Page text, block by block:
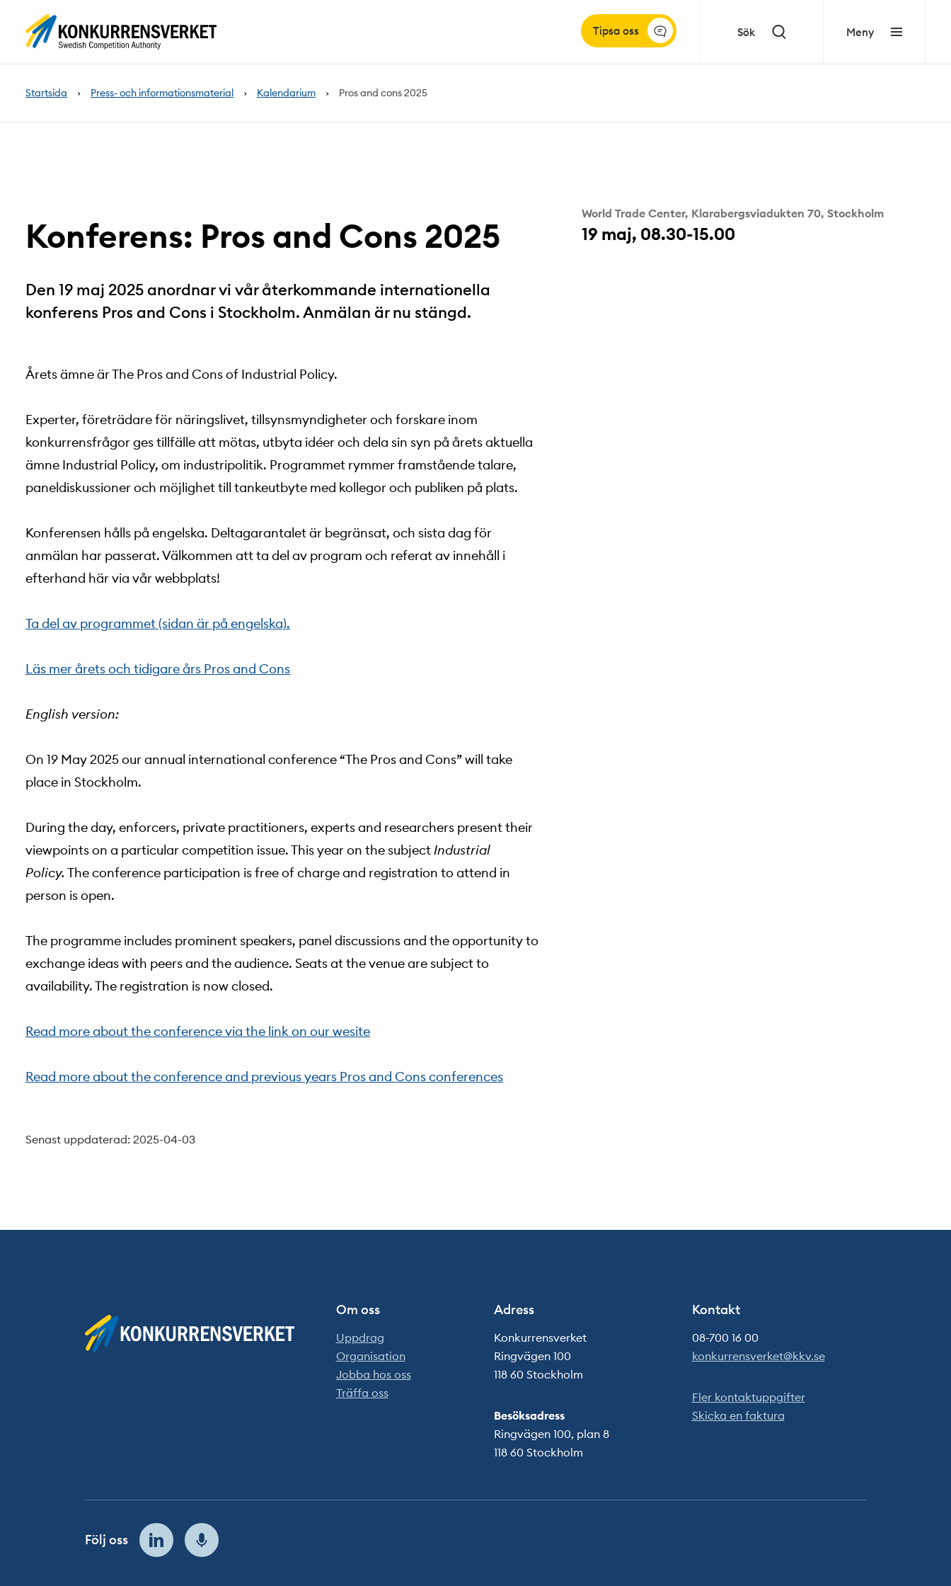
Tipsa oss Sök Meny
Startsida Press- och informationsmaterial Kalendarium Pros and cons 2025
Konferens: Pros and Cons 2025
Den 19 maj 2025 anordnar vi vår återkommande internationella
konferens Pros and Cons i Stockholm. Anmälan är nu stängd.
Årets ämne är The Pros and Cons of Industrial Policy.
Experter, företrädare för näringslivet, tillsynsmyndigheter och forskare inom
konkurrensfrågor ges tillfälle att mötas, utbyta idéer och dela sin syn på årets aktuella
ämne Industrial Policy, om industripolitik. Programmet rymmer framstående talare,
paneldiskussioner och möjlighet till tankeutbyte med kollegor och publiken på plats.
Konferensen hålls på engelska. Deltagarantalet är begränsat, och sista dag för
anmälan har passerat. Välkommen att ta del av program och referat av innehåll i
efterhand här via vår webbplats!
Ta del av programmet (sidan är på engelska).
Läs mer årets och tidigare års Pros and Cons
English version:
On 19 May 2025 our annual international conference “The Pros and Cons” will take
place in Stockholm.
During the day, enforcers, private practitioners, experts and researchers present their
viewpoints on a particular competition issue. This year on the subjectIndustrial
Policy. The conference participation is free of charge and registration to attend in
person is open.
The programme includes prominent speakers, panel discussions and the opportunity to
exchange ideas with peers and the audience. Seats at the venue are subject to
availability. The registration is now closed.
Read more about the conference via the link on our wesite
Read more about the conference and previous years Pros and Cons conferences
Senast uppdaterad: 2025-04-03
World Trade Center, Klarabergsviadukten 70, Stockholm
19 maj, 08.30-15.00
Om oss
Uppdrag
Organisation
Jobba hos oss
Träffa oss
Adress
Konkurrensverket
Ringvägen 100
118 60 Stockholm
Besöksadress
Ringvägen 100, plan 8
118 60 Stockholm
Kontakt
08-700 16 00
konkurrensverket@kkv.se
Fler kontaktuppgifter
Skicka en faktura
Följ oss